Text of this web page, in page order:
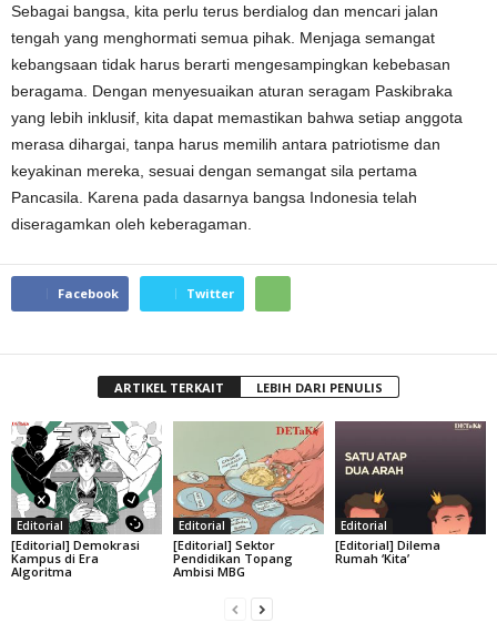
Sebagai bangsa, kita perlu terus berdialog dan mencari jalan
tengah yang menghormati semua pihak. Menjaga semangat
kebangsaan tidak harus berarti mengesampingkan kebebasan
beragama. Dengan menyesuaikan aturan seragam Paskibraka
yang lebih inklusif, kita dapat memastikan bahwa setiap anggota
merasa dihargai, tanpa harus memilih antara patriotisme dan
keyakinan mereka, sesuai dengan semangat sila pertama
Pancasila. Karena pada dasarnya bangsa Indonesia telah
diseragamkan oleh keberagaman.
Facebook Twitter
ARTIKEL TERKAIT LEBIH DARI PENULIS
Editorial
[Editorial] Demokrasi
Kampus di Era
Algoritma
Editorial
[Editorial] Sektor
Pendidikan Topang
Ambisi MBG
Editorial
[Editorial] Dilema
Rumah ‘Kita’